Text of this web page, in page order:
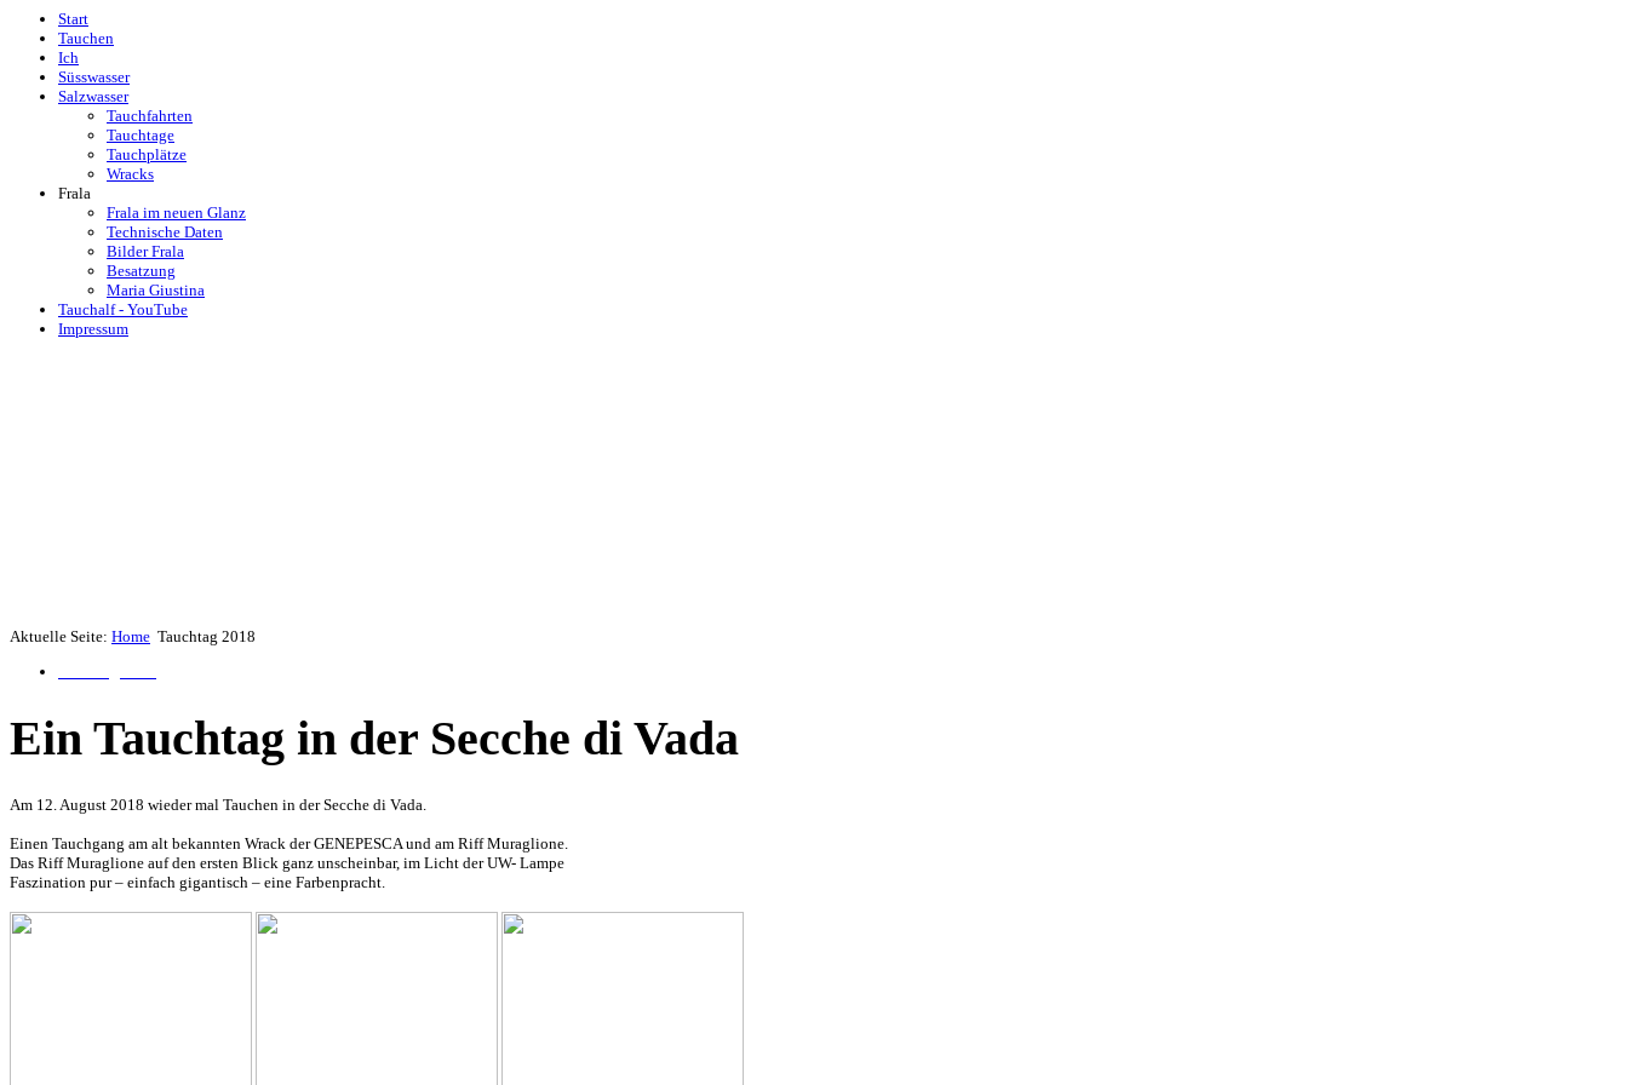
Start
Tauchen
Ich
Süsswasser
Salzwasser
Tauchfahrten
Tauchtage
Tauchplätze
Wracks
Frala
Frala im neuen Glanz
Technische Daten
Bilder Frala
Besatzung
Maria Giustina
Tauchalf - YouTube
Impressum
Aktuelle Seite: Home Tauchtag 2018
Ein Tauchtag in der Secche di Vada
Am 12. August 2018 wieder mal Tauchen in der Secche di Vada.
Einen Tauchgang am alt bekannten Wrack der GENEPESCA und am Riff Muraglione.
Das Riff Muraglione auf den ersten Blick ganz unscheinbar, im Licht der UW- Lampe
Faszination pur – einfach gigantisch – eine Farbenpracht.